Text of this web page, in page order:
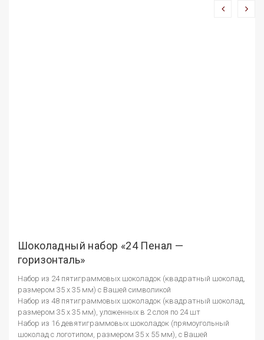
Шоколадный набор «24 Пенал —
горизонталь»
Набор из 24 пятиграммовых шоколадок (квадратный шоколад,
размером 35 х 35 мм) с Вашей символикой
Набор из 48 пятиграммовых шоколадок (квадратный шоколад,
размером 35 х 35 мм), уложенных в 2 слоя по 24 шт
Набор из 16 девятиграммовых шоколадок (прямоугольный
шоколад с логотипом, размером 35 х 55 мм), с Вашей